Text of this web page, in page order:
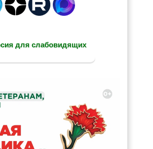
для слабовидящих